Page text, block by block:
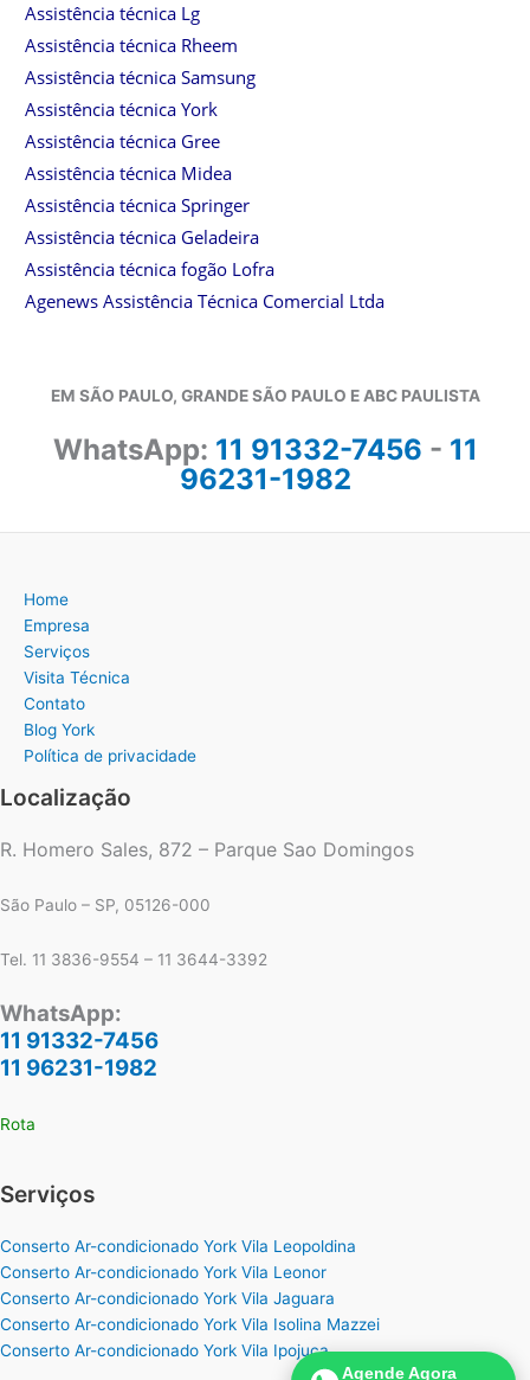
Assistência técnica Lg
Assistência técnica Rheem
Assistência técnica Samsung
Assistência técnica York
Assistência técnica Gree
Assistência técnica Midea
Assistência técnica Springer
Assistência técnica Geladeira
Assistência técnica fogão Lofra
Agenews Assistência Técnica Comercial Ltda
EM SÃO PAULO, GRANDE SÃO PAULO E ABC PAULISTA
WhatsApp: 11 91332-7456 - 11
96231-1982
Home
Empresa
Serviços
Visita Técnica
Contato
Blog York
Política de privacidade
Localização
R. Homero Sales, 872 – Parque Sao Domingos
São Paulo – SP, 05126-000
Tel. 11 3836-9554 – 11 3644-3392
WhatsApp:
11 91332-7456
11 96231-1982
Rota
Serviços
Conserto Ar-condicionado York Vila Leopoldina
Conserto Ar-condicionado York Vila Leonor
Conserto Ar-condicionado York Vila Jaguara
Conserto Ar-condicionado York Vila Isolina Mazzei
Conserto Ar-condicionado York Vila Ipojuca
Agende Agora